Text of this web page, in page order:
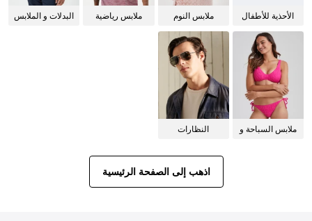
الأحذية للأطفال
ملابس النوم
ملابس رياضية
البدلات و الملابس
ملابس السباحة و
النظارات
اذهب إلى الصفحة الرئيسية